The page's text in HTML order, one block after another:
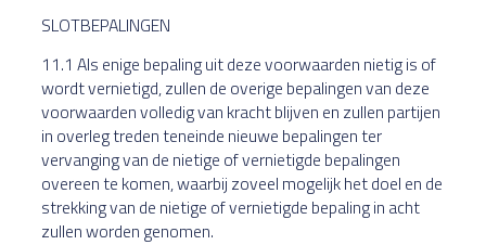
SLOTBEPALINGEN
11.1 Als enige bepaling uit deze voorwaarden nietig is of
wordt vernietigd, zullen de overige bepalingen van deze
voorwaarden volledig van kracht blijven en zullen partijen
in overleg treden teneinde nieuwe bepalingen ter
vervanging van de nietige of vernietigde bepalingen
overeen te komen, waarbij zoveel mogelijk het doel en de
strekking van de nietige of vernietigde bepaling in acht
zullen worden genomen.